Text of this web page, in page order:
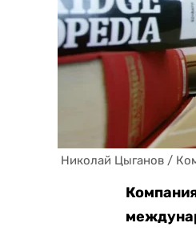
Николай Цыганов /